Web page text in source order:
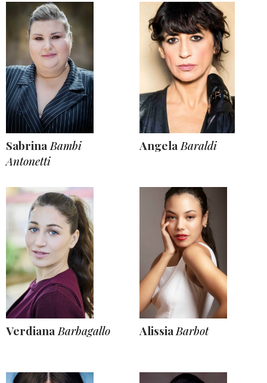
Sabrina Bambi
Antonetti
Angela Baraldi
Verdiana Barbagallo Alissia Barbot